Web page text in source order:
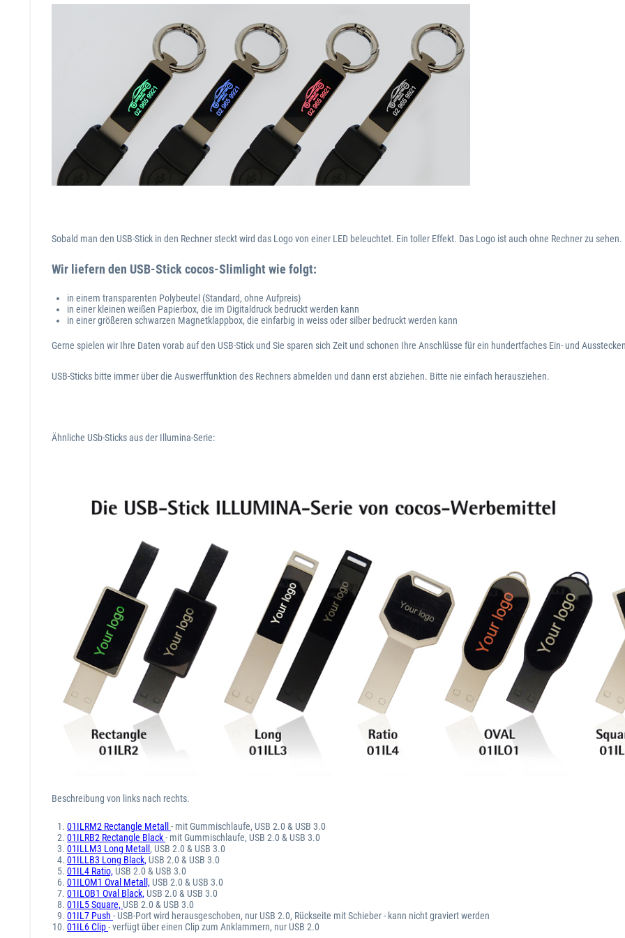
Sobald man den USB-Stick in den Rechner steckt wird das Logo von einer LED beleuchtet. Ein toller Effekt. Das Logo ist auch ohne Rechner zu sehen.
Wir liefern den USB-Stick cocos-Slimlight wie folgt:
in einem transparenten Polybeutel (Standard, ohne Aufpreis)
in einer kleinen weißen Papierbox, die im Digitaldruck bedruckt werden kann
in einer größeren schwarzen Magnetklappbox, die einfarbig in weiss oder silber bedruckt werden kann
Gerne spielen wir Ihre Daten vorab auf den USB-Stick und Sie sparen sich Zeit und schonen Ihre Anschlüsse für ein hundertfaches Ein- und
USB-Sticks bitte immer über die Auswerffunktion des Rechners abmelden und dann erst abziehen. Bitte nie einfach herausziehen.
Ähnliche USb-Sticks aus der Illumina-Serie:
Beschreibung von links nach rechts.
01ILRM2 Rectangle Metall - mit Gummischlaufe, USB 2.0 & USB 3.0
01ILRB2 Rectangle Black- mit Gummischlaufe, USB 2.0 & USB 3.0
01ILLM3 Long Metall , USB 2.0 & USB 3.0
01ILLB3 Long Black, USB 2.0 & USB 3.0
01IL4 Ratio, USB 2.0 & USB 3.0
01ILOM1 Oval Metall, USB 2.0 & USB 3.0
01ILOB1 Oval Black, USB 2.0 & USB 3.0
01IL5 Square, USB 2.0 & USB 3.0
01IL7 Push - USB-Port wird herausgeschoben, nur USB 2.0, Rückseite mit Schieber - kann nicht graviert werden
01IL6 Clip- verfügt über einen Clip zum Anklammern, nur USB 2.0